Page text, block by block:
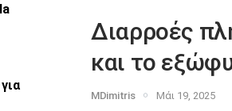
Διαρροές
και το
MDimitris Μάι 19, 2025